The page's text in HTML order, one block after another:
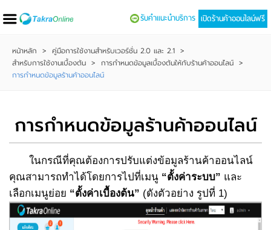
เปิดร้านค้าออนไลน์ฟรี
รับคำแนะนำบริการ
หน้าหลัก > คู่มือการใช้งานสำหรับเวอร์ชั่น 2.0 และ 2.1 >
สำหรับการใช้งานเบื้องต้น > การกำหนดข้อมูลเบื้องต้นให้กับร้านค้าออนไลน์ >
การกำหนดข้อมูลร้านค้าออนไลน์
การกำหนดข้อมูลร้านค้าออนไลน์
ในกรณีที่คุณต้องการปรับแต่งข้อมูลร้านค้าออนไลน์
คุณสามารถทำได้โดยการไปที่เมนู “ตั้งค่าระบบ” และ
เลือกเมนูย่อย “ตั้งค่าเบื้องต้น” (ดังตัวอย่าง รูปที่ 1)